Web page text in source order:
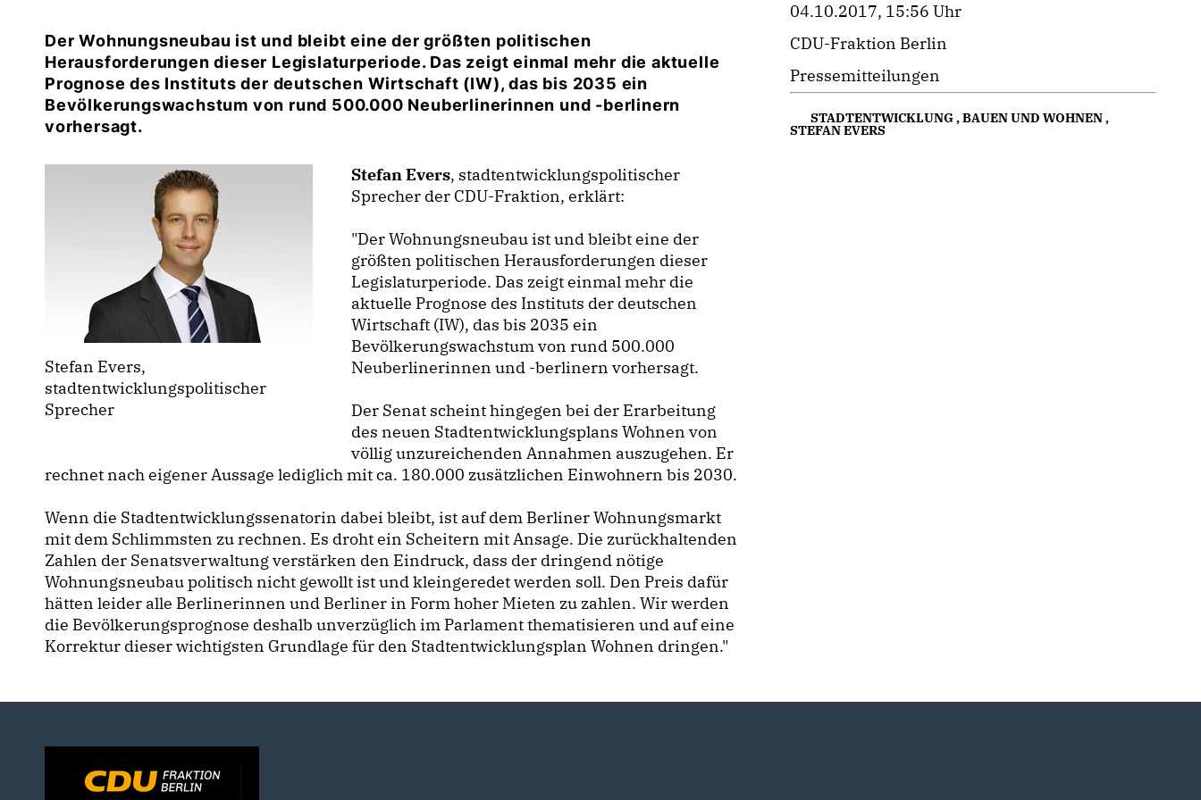
Der Wohnungsneubau ist und bleibt eine der größten politischen
Herausforderungen dieser Legislaturperiode. Das zeigt einmal mehr die aktuelle
Prognose des Instituts der deutschen Wirtschaft (IW), das bis 2035 ein
Bevölkerungswachstum von rund 500.000 Neuberlinerinnen und -berlinern
vorhersagt.
Stefan Evers,
stadtentwicklungspolitischer
Sprecher
Stefan Evers, stadtentwicklungspolitischer
Sprecher der CDU-Fraktion, erklärt:
"Der Wohnungsneubau ist und bleibt eine der
größten politischen Herausforderungen dieser
Legislaturperiode. Das zeigt einmal mehr die
aktuelle Prognose des Instituts der deutschen
Wirtschaft (IW), das bis 2035 ein
Bevölkerungswachstum von rund 500.000
Neuberlinerinnen und -berlinern vorhersagt.
Der Senat scheint hingegen bei der Erarbeitung
des neuen Stadtentwicklungsplans Wohnen von
völlig unzureichenden Annahmen auszugehen. Er
rechnet nach eigener Aussage lediglich mit ca. 180.000 zusätzlichen Einwohnern bis 2030.
Wenn die Stadtentwicklungssenatorin dabei bleibt, ist auf dem Berliner Wohnungsmarkt
mit dem Schlimmsten zu rechnen. Es droht ein Scheitern mit Ansage. Die zurückhaltenden
Zahlen der Senatsverwaltung verstärken den Eindruck, dass der dringend nötige
Wohnungsneubau politisch nicht gewollt ist und kleingeredet werden soll. Den Preis dafür
hätten leider alle Berlinerinnen und Berliner in Form hoher Mieten zu zahlen. Wir werden
die Bevölkerungsprognose deshalb unverzüglich im Parlament thematisieren und auf eine
Korrektur dieser wichtigsten Grundlage für den Stadtentwicklungsplan Wohnen dringen."
04.10.2017, 15:56 Uhr
CDU-Fraktion Berlin
Pressemitteilungen
STADTENTWICKLUNG,BAUEN UND WOHNEN,
STEFAN EVERS